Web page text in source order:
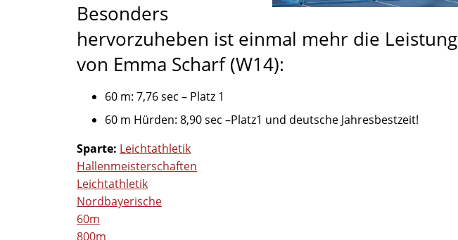
Besonders
hervorzuheben ist einmal mehr die Leistung
von Emma Scharf (W14):
60 m: 7,76 sec – Platz 1
60 m Hürden: 8,90 sec –Platz1 und deutsche Jahresbestzeit!
Sparte: Leichtathletik
Hallenmeisterschaften
Leichtathletik
Nordbayerische
60m
800m